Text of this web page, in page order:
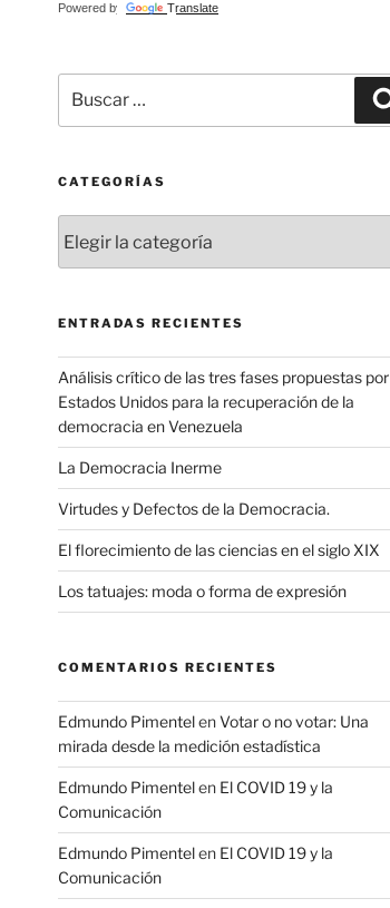
Powered by Translate
por:
CATEGORÍAS
ENTRADAS RECIENTES
Análisis crítico de las tres fases propuestas por
Estados Unidos para la recuperación de la
democracia en Venezuela
La Democracia Inerme
Virtudes y Defectos de la Democracia.
El florecimiento de las ciencias en el siglo XIX
Los tatuajes: moda o forma de expresión
COMENTARIOS RECIENTES
Edmundo PimentelenVotar o no votar: Una
mirada desde la medición estadística
Edmundo Pimentelen El COVID 19 y la
Comunicación
Edmundo Pimentelen El COVID 19 y la
Comunicación